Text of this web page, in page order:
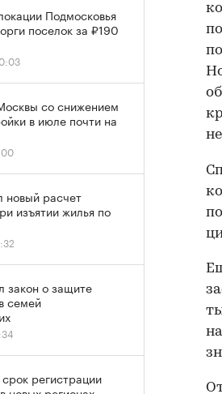
Подмосковья
поселок за ₽190
со снижением
в июле почти на
новый расчет
изъятии жилья по
закон о защите
семей
регистрации